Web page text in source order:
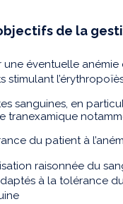
de la
une éventuelle
stimulant
sanguines, en
tranexamique
du patient à
raisonnée du
à la tolérance